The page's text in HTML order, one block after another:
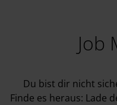
Job
Du bist dir nicht
Finde es heraus: Lade